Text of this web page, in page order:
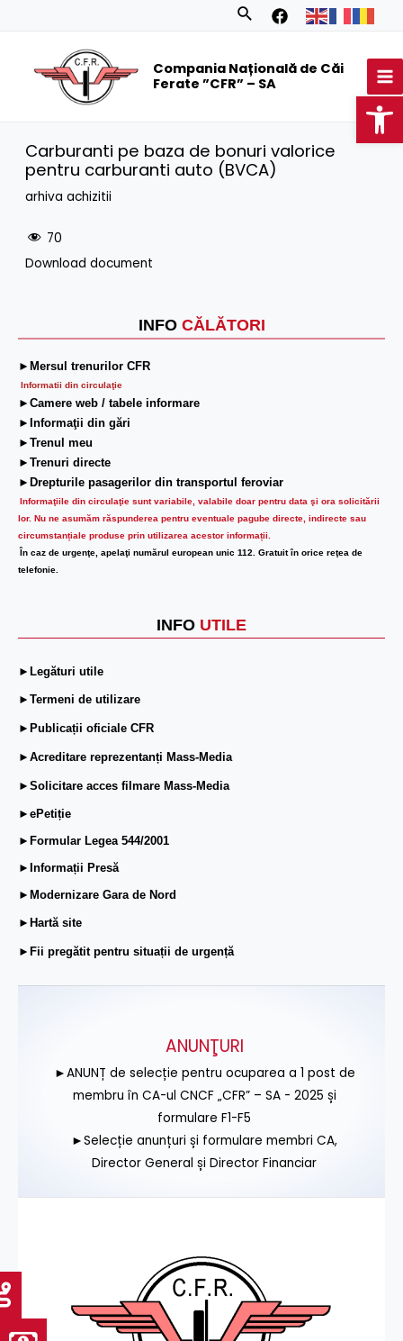
Search
Compania Națională de Căi
Ferate ”CFR” – SA
INFO CĂLĂTORI
►Mersul trenurilor CFR
Informatii din circulaţie
►Camere web / tabele informare
►Informaţii din gări
►Trenul meu
►Trenuri directe
►Drepturile pasagerilor din transportul feroviar
Informaţiile din circulaţie sunt variabile, valabile doar pentru data şi ora solicitării
lor. Nu ne asumăm răspunderea pentru eventuale pagube directe, indirecte sau
circumstanțiale produse prin utilizarea acestor informații.
În caz de urgenţe, apelaţi numărul european unic 112. Gratuit în orice reţea de
telefonie.
INFO UTILE
►Legături utile
►Termeni de utilizare
►Publicații oficiale CFR
►Acreditare reprezentanți Mass-Media
►Solicitare acces filmare Mass-Media
►ePetiție
►Formular Legea 544/2001
►Informații Presă
►Modernizare Gara de Nord
►Hartă site
►Fii pregătit pentru situații de urgență
Carburanti pe baza de bonuri valorice
pentru carburanti auto (BVCA)
arhiva achizitii
70
Download document
ANUNŢURI
►ANUNȚ de selecție pentru ocuparea a 1 post de
membru în CA-ul CNCF „CFR” – SA - 2025 și
formulare F1-F5
►Selecție anunțuri și formulare membri CA,
Director General și Director Financiar